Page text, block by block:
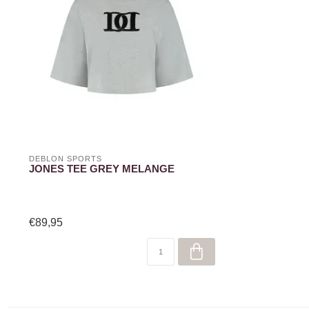
DEBLON SPORTS
JONES TEE GREY MELANGE
€89,95